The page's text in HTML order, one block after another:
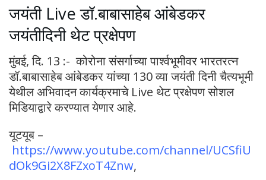
जयंती Live डॉ.बाबासाहेब आंबेडकर
जयंतीदिनी थेट प्रक्षेपण
मुंबई, दि. 13 :- कोरोना संसर्गाच्या पार्श्वभूमीवर भारतरत्न
डॉ.बाबासाहेब आंबेडकर यांच्या 130 व्या जयंती दिनी चैत्यभूमी
येथील अभिवादन कार्यक्रमाचे Live थेट प्रक्षेपण सोशल
मिडियाद्वारे करण्यात येणार आहे.
यूटयूब –
https://www.youtube.com/channel/UCSfiU
dOk9Gi2X8FZxoT4Znw,